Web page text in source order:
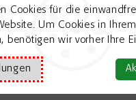
Cookies für die
Um Cookies in
benötigen wir vorher Ihre
Verbraucherschutz